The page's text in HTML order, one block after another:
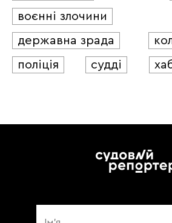
воєнні злочини
державна зрада
поліція
судді